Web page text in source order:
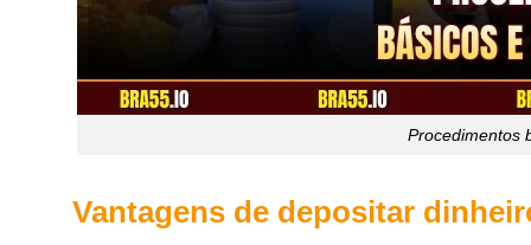
Procedimentos
Vantagens de depositar